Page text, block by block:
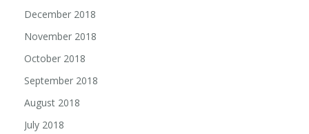
December 2018
November 2018
October 2018
September 2018
August 2018
July 2018